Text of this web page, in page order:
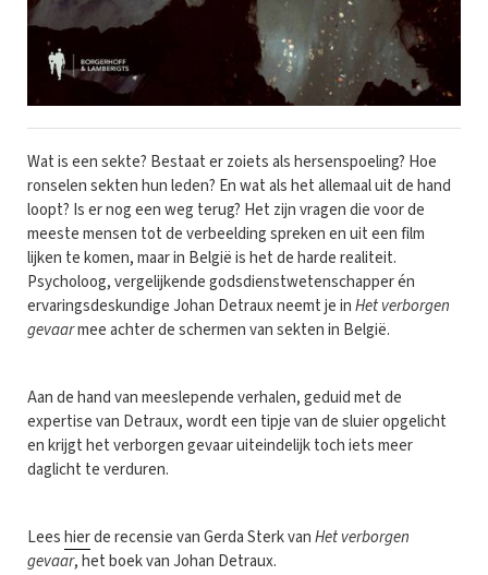
Wat is een sekte? Bestaat er zoiets als hersenspoeling? Hoe
ronselen sekten hun leden? En wat als het allemaal uit de hand
loopt? Is er nog een weg terug? Het zijn vragen die voor de
meeste mensen tot de verbeelding spreken en uit een film
lijken te komen, maar in België is het de harde realiteit.
Psycholoog, vergelijkende godsdienstwetenschapper én
ervaringsdeskundige Johan Detraux neemt je inHet verborgen
gevaarmee achter de schermen van sekten in België.
Aan de hand van meeslepende verhalen, geduid met de
expertise van Detraux, wordt een tipje van de sluier opgelicht
en krijgt het verborgen gevaar uiteindelijk toch iets meer
daglicht te verduren.
Leeshierde recensie van Gerda Sterk vanHet verborgen
gevaar, het boek van Johan Detraux.